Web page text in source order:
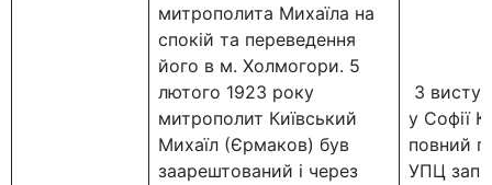
митрополита Михаїла на
спокій та переведення
його в м. Холмогори. 5
лютого 1923 року
митрополит Київський
Михаїл (Єрмаков) був
заарештований і через
З
у Софії
повний
УПЦ